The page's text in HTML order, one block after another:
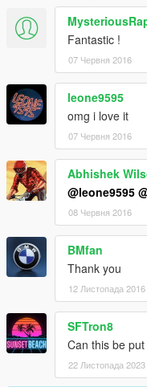
Fantastic !
07 Червня 2016
leone9595
omg i love it
07 Червня 2016
Abhishek
@leone9595
08 Червня 2016
BMfan
Thank you
12 Листопада 2016
SFTron8
Can this be
22 Листопада 2023